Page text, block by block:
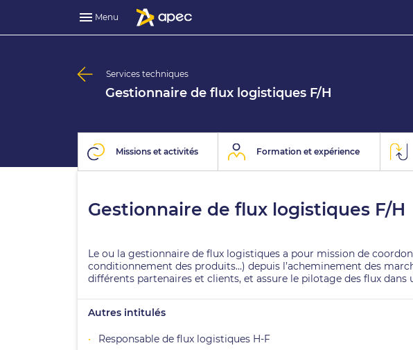
Menu
Services techniques
Gestionnaire de flux logistiques F/H
Missions et activités Formation et expérience
Gestionnaire de flux logistiques F/H
Le ou la gestionnaire de flux logistiques a pour mission de
conditionnement des produits…) depuis l’acheminement des
différents partenaires et clients, et assure le pilotage des flux dans
Autres intitulés
Responsable de flux logistiques H-F